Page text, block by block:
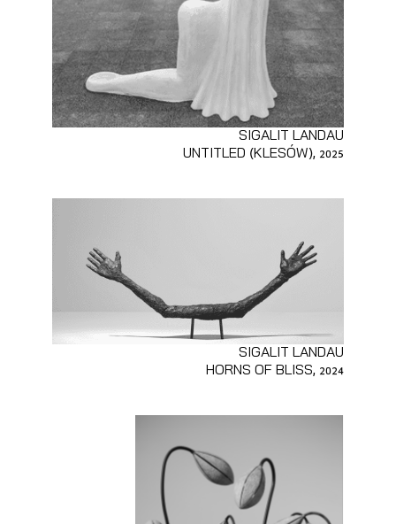
SIGALIT LANDAU
UNTITLED (KLESÓW), 2025
SIGALIT LANDAU
HORNS OF BLISS, 2024